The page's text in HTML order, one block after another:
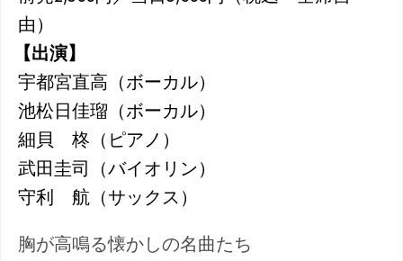
由）
【出演】
宇都宮直高（ボーカル）
池松日佳瑠（ボーカル）
細貝 柊（ピアノ）
武田圭司（バイオリン）
守利 航（サックス）
胸が高鳴る懐かしの名曲たち